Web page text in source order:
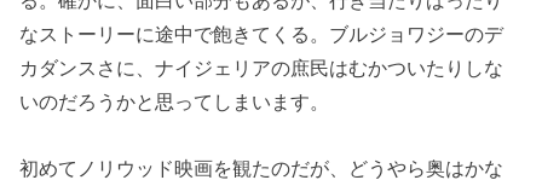
なストーリーに途中で飽きてくる。ブルジョワジーのデ
カダンスさに、ナイジェリアの庶民はむかついたりしな
いのだろうかと思ってしまいます。
初めてノリウッド映画を観たのだが、どうやら奥はかな